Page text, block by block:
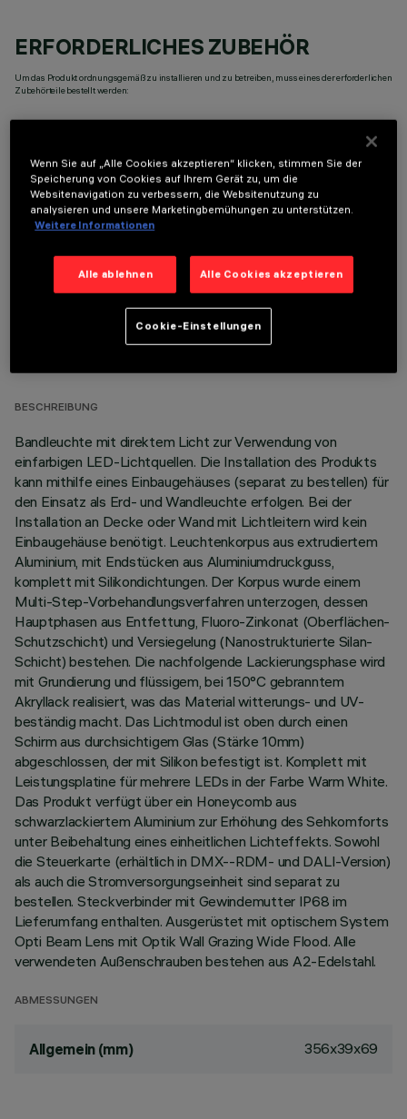
ERFORDERLICHES ZUBEHÖR
Um das Produkt ordnungsgemäß zu installieren und zu betreiben, muss eines der erforderlichen
Zubehörteile bestellt werden:
OPTIONALE KOMPONENTEN
TECHNISCHE DATEN
BESCHREIBUNG
Bandleuchte mit direktem Licht zur Verwendung von
einfarbigen LED-Lichtquellen. Die Installation des Produkts
kann mithilfe eines Einbaugehäuses (separat zu bestellen) für
den Einsatz als Erd- und Wandleuchte erfolgen. Bei der
Installation an Decke oder Wand mit Lichtleitern wird kein
Einbaugehäuse benötigt. Leuchtenkorpus aus extrudiertem
Aluminium, mit Endstücken aus Aluminiumdruckguss,
komplett mit Silikondichtungen. Der Korpus wurde einem
Multi-Step-Vorbehandlungsverfahren unterzogen, dessen
Hauptphasen aus Entfettung, Fluoro-Zinkonat (Oberflächen-
Schutzschicht) und Versiegelung (Nanostrukturierte Silan-
Schicht) bestehen. Die nachfolgende Lackierungsphase wird
mit Grundierung und flüssigem, bei 150°C gebranntem
Akryllack realisiert, was das Material witterungs- und UV-
beständig macht. Das Lichtmodul ist oben durch einen
Schirm aus durchsichtigem Glas (Stärke 10mm)
abgeschlossen, der mit Silikon befestigt ist. Komplett mit
Leistungsplatine für mehrere LEDs in der Farbe Warm White.
Das Produkt verfügt über ein Honeycomb aus
schwarzlackiertem Aluminium zur Erhöhung des Sehkomforts
unter Beibehaltung eines einheitlichen Lichteffekts. Sowohl
die Steuerkarte (erhältlich in DMX--RDM- und DALI-Version)
als auch die Stromversorgungseinheit sind separat zu
bestellen. Steckverbinder mit Gewindemutter IP68 im
Lieferumfang enthalten. Ausgerüstet mit optischem System
Opti Beam Lens mit Optik Wall Grazing Wide Flood. Alle
verwendeten Außenschrauben bestehen aus A2-Edelstahl.
ABMESSUNGEN
Allgemein (mm) 356x39x69
Wenn Sie auf „Alle Cookies akzeptieren“ klicken, stimmen Sie der
Speicherung von Cookies auf Ihrem Gerät zu, um die
Websitenavigation zu verbessern, die Websitenutzung zu
analysieren und unsere Marketingbemühungen zu unterstützen.
Weitere Informationen
Alle ablehnen Alle Cookies akzeptieren
Cookie-Einstellungen